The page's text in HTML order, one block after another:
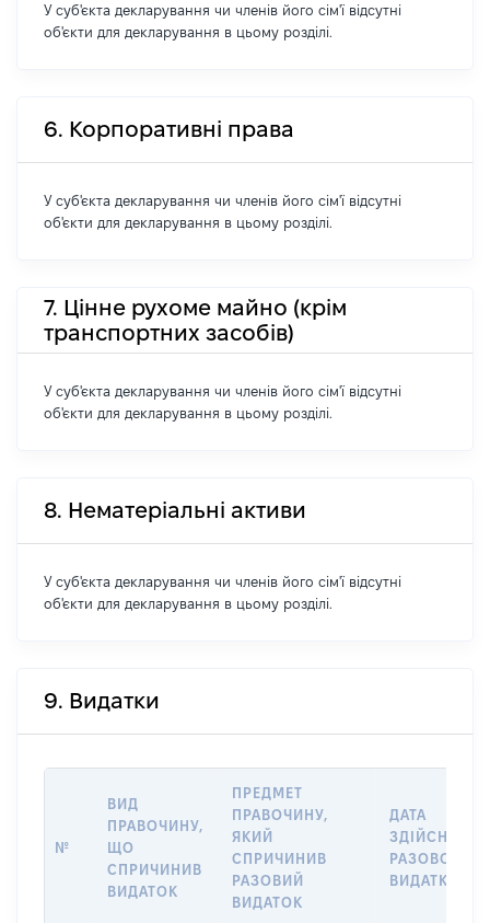
У суб'єкта декларування чи членів його сім'ї відсутні
об'єкти для декларування в цьому розділі.
6. Корпоративні права
У суб'єкта декларування чи членів його сім'ї відсутні
об'єкти для декларування в цьому розділі.
7. Цінне рухоме майно (крім
транспортних засобів)
У суб'єкта декларування чи членів його сім'ї відсутні
об'єкти для декларування в цьому розділі.
8. Нематеріальні активи
У суб'єкта декларування чи членів його сім'ї відсутні
об'єкти для декларування в цьому розділі.
9. Видатки
№
ВИД
ПРАВОЧИНУ,
ЩО
СПРИЧИНИВ
ВИДАТОК
ПРЕДМЕТ
ПРАВОЧИНУ,
ЯКИЙ
СПРИЧИНИВ
РАЗОВИЙ
ВИДАТОК
ДАТА
ЗДІЙСНЕННЯ
РАЗОВОГО
ВИДАТКУ